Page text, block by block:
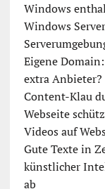
Windows
Windows
Eigene
extra
Content-Klau
Webseite
Videos auf
Gute Texte in
künstlicher
ab